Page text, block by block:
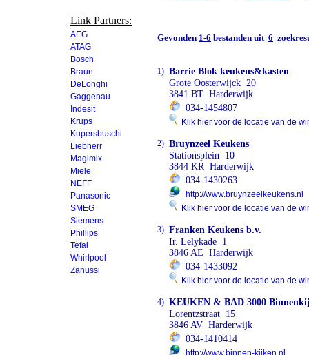
Link Partners:
AEG
ATAG
Bosch
Braun
DeLonghi
Gaggenau
Indesit
Krups
Kupersbuschi
Liebherr
Magimix
Miele
NEFF
Panasonic
SMEG
Siemens
Phillips
Tefal
Whirlpool
Zanussi
Gevonden 1-6 bestanden uit 6
1) Barrie Blok keukens&kasten
Grote Oosterwijck 20
3841 BT Harderwijk
034-1454807
Klik hier voor de locatie van de
2) Bruynzeel Keukens
Stationsplein 10
3844 KR Harderwijk
034-1430263
http://www.bruynzeelkeukens.nl
Klik hier voor de locatie van de
3) Franken Keukens b.v.
Ir. Lelykade 1
3846 AE Harderwijk
034-1433092
Klik hier voor de locatie van de
4) KEUKEN & BAD 3000
Lorentzstraat 15
3846 AV Harderwijk
034-1410414
http://www.binnen-kijken.nl